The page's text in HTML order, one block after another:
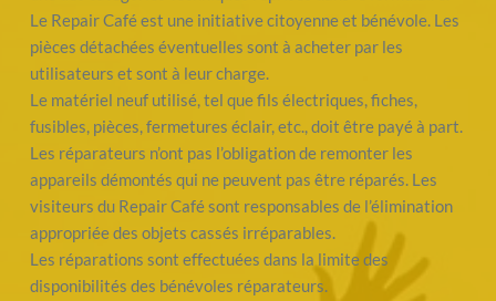
Le Repair Café est une initiative citoyenne et bénévole. Les
pièces détachées éventuelles sont à acheter par les
utilisateurs et sont à leur charge.
Le matériel neuf utilisé, tel que fils électriques, fiches,
fusibles, pièces, fermetures éclair, etc., doit être payé à part.
Les réparateurs n’ont pas l’obligation de remonter les
appareils démontés qui ne peuvent pas être réparés. Les
visiteurs du Repair Café sont responsables de l’élimination
appropriée des objets cassés irréparables.
Les réparations sont effectuées dans la limite des
disponibilités des bénévoles réparateurs.